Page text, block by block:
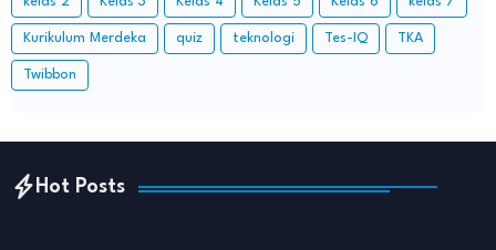
Kurikulum Merdeka quiz teknologi Tes-IQ TKA
Twibbon
Hot Posts